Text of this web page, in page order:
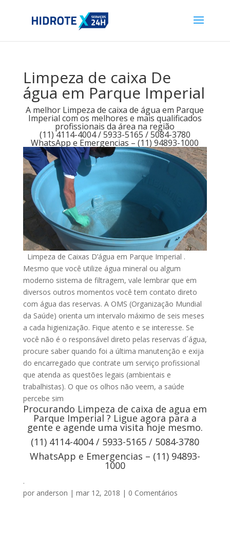
Limpeza de caixa De
água em Parque Imperial
A melhor Limpeza de caixa de água em Parque
Imperial com os melhores e mais qualificados
profissionais da área na região
(11) 4114-4004 / 5933-5165 / 5084-3780
WhatsApp e Emergencias – (11) 94893-1000
Limpeza de Caixas D’água em Parque Imperial .
Mesmo que você utilize água mineral ou algum
moderno sistema de filtragem, vale lembrar que em
diversos outros momentos você tem contato direto
com água das reservas. A OMS (Organização Mundial
da Saúde) orienta um intervalo máximo de seis meses
a cada higienização. Fique atento e se interesse. Se
você não é o responsável direto pelas reservas d´água,
procure saber quando foi a última manutenção e exija
do encarregado que contrate um serviço profissional
que atenda as questões legais (ambientais e
trabalhistas). O que os olhos não veem, a saúde
percebe sim
Procurando Limpeza de caixa de agua em
Parque Imperial ? Ligue agora para a
gente e agende uma visita hoje mesmo.
(11) 4114-4004 / 5933-5165 / 5084-3780
WhatsApp e Emergencias – (11) 94893-
1000
.
por anderson | mar 12, 2018 | 0 Comentários